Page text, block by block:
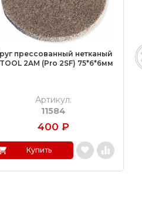
прессованный нетканый
2AM (Pro 2SF) 75*6*6мм
Артикул:
11584
400 ₽
Купить